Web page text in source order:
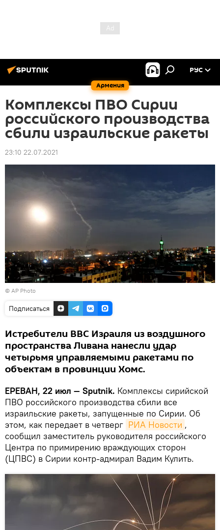
Армения
РУС
Комплексы ПВО Сирии
российского производства
сбили израильские ракеты
23:10 22.07.2021
© AP Photo
Подписаться
Истребители ВВС Израиля из воздушного
пространства Ливана нанесли удар
четырьмя управляемыми ракетами по
объектам в провинции Хомс.
ЕРЕВАН, 22 июл — Sputnik. Комплексы сирийской
ПВО российского производства сбили все
израильские ракеты, запущенные по Сирии. Об
этом, как передает в четверг РИА Новости ,
сообщил заместитель руководителя российского
Центра по примирению враждующих сторон
(ЦПВС) в Сирии контр-адмирал Вадим Кулить.